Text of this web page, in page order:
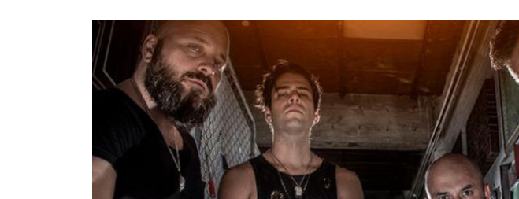
Hoy
Plan Finde
Santa Cruz | La Laguna
Islas
ESCÉNICAS
GASTRONOMÍA
INFANTIL
SALAS Y AUDITORIOS
NOCHE
LOCALES CON ACTUACIONES
GASTRO